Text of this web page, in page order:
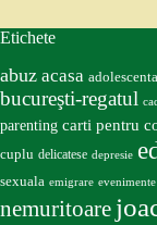
Etichete
abuz acasa adolescenta
bucureşti-regatul
parenting carti pentru
cuplu delicatese depresie
sexuala emigrare
nemuritoare